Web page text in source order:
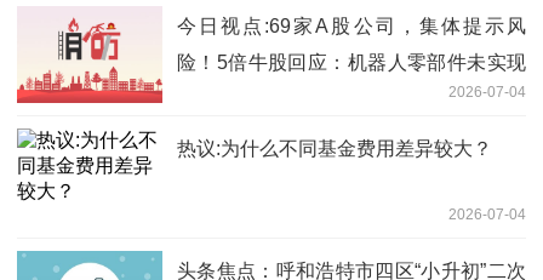
今日视点:69家A股公司，集体提示风
险！5倍牛股回应：机器人零部件未实现
2026-07-04
热议:为什么不同基金费用差异较大？
2026-07-04
头条焦点：呼和浩特市四区“小升初”二次